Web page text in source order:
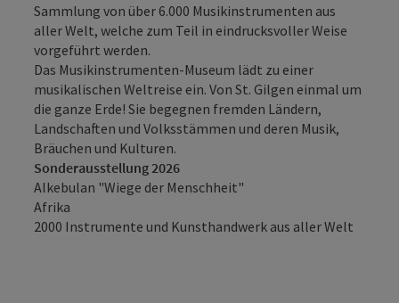
Sammlung von über 6.000 Musikinstrumenten aus
aller Welt, welche zum Teil in eindrucksvoller Weise
vorgeführt werden.
Das Musikinstrumenten-Museum lädt zu einer
musikalischen Weltreise ein. Von St. Gilgen einmal um
die ganze Erde! Sie begegnen fremden Ländern,
Landschaften und Volksstämmen und deren Musik,
Bräuchen und Kulturen.
Sonderausstellung 2026
Alkebulan "Wiege der Menschheit"
Afrika
2000 Instrumente und Kunsthandwerk aus aller Welt